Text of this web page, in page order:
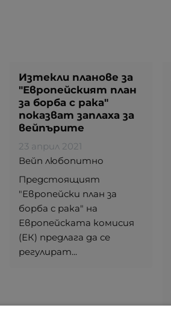
Изтекли планове за
"Европейският план
за борба с рака"
показват заплаха за
вейпърите
23 април 2021
Вейп любопитно
Предстоящият
"Европейски план за
борба с рака" на
Европейската комисия
(ЕК) предлага да се
регулират...